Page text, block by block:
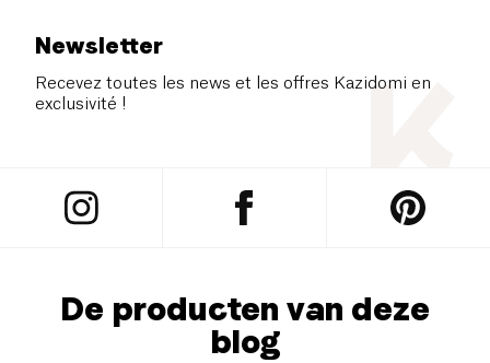
Newsletter
Recevez toutes les news et les offres Kazidomi en
exclusivité !
De producten van deze
blog